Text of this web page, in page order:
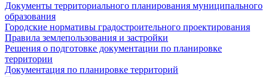
Документы территориального планирования муниципального
образования
Городские нормативы градостроительного проектирования
Правила землепользования и застройки
Решения о подготовке документации по планировке
территории
Документация по планировке территорий